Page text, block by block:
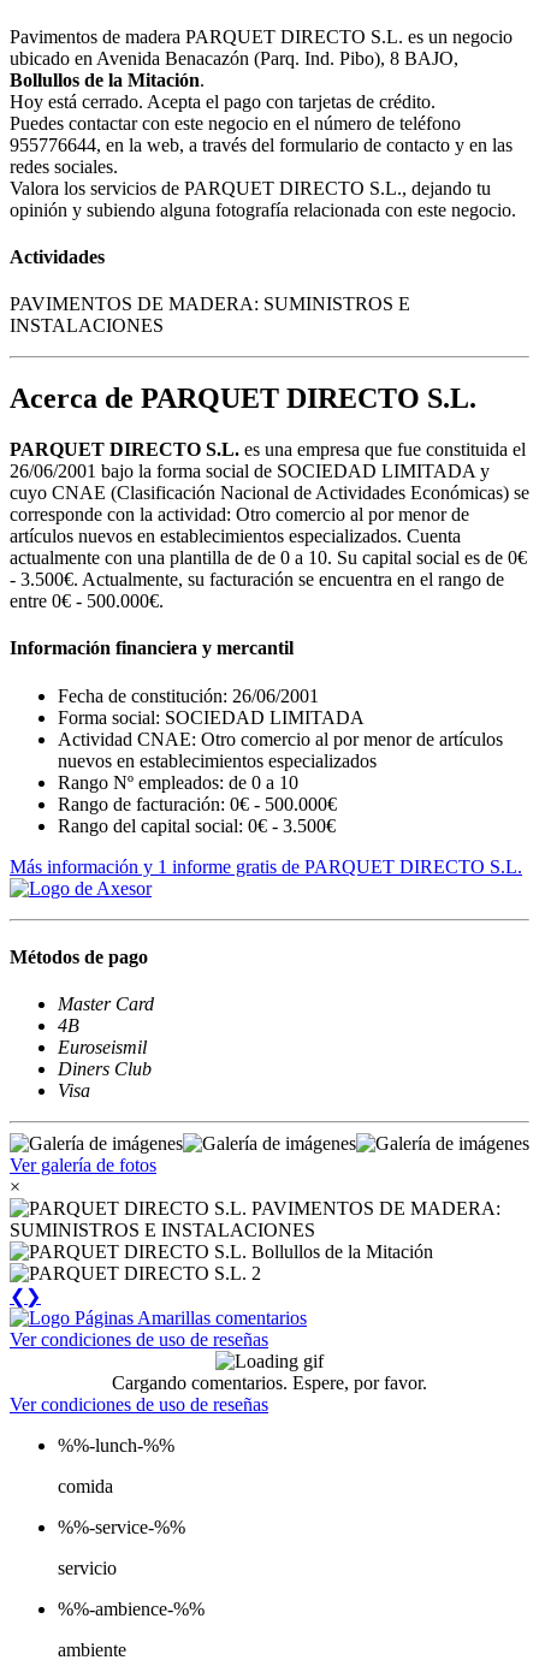
Pavimentos de madera PARQUET DIRECTO S.L. es un negocio
ubicado en Avenida Benacazón (Parq. Ind. Pibo), 8 BAJO,
Bollullos de la Mitación.
Hoy está cerrado. Acepta el pago con tarjetas de crédito.
Puedes contactar con este negocio en el número de teléfono
955776644, en la web, a través del formulario de contacto y en las
redes sociales.
Valora los servicios de PARQUET DIRECTO S.L., dejando tu
opinión y subiendo alguna fotografía relacionada con este negocio.
Actividades
PAVIMENTOS DE MADERA: SUMINISTROS E
INSTALACIONES
Acerca de PARQUET DIRECTO S.L.
PARQUET DIRECTO S.L. es una empresa que fue constituida el
26/06/2001 bajo la forma social de SOCIEDAD LIMITADA y
cuyo CNAE (Clasificación Nacional de Actividades Económicas) se
corresponde con la actividad: Otro comercio al por menor de
artículos nuevos en establecimientos especializados. Cuenta
actualmente con una plantilla de de 0 a 10. Su capital social es de 0€
- 3.500€. Actualmente, su facturación se encuentra en el rango de
entre 0€ - 500.000€.
Información financiera y mercantil
Fecha de constitución: 26/06/2001
Forma social: SOCIEDAD LIMITADA
Actividad CNAE: Otro comercio al por menor de artículos
nuevos en establecimientos especializados
Rango Nº empleados: de 0 a 10
Rango de facturación: 0€ - 500.000€
Rango del capital social: 0€ - 3.500€
Más información y 1 informe gratis de PARQUET DIRECTO S.L.
Métodos de pago
Master Card
4B
Euroseismil
Diners Club
Visa
Ver galería de fotos
×
❮ ❯
Ver condiciones de uso de reseñas
Cargando comentarios. Espere, por favor.
Ver condiciones de uso de reseñas
%%-lunch-%%
comida
%%-service-%%
servicio
%%-ambience-%%
ambiente